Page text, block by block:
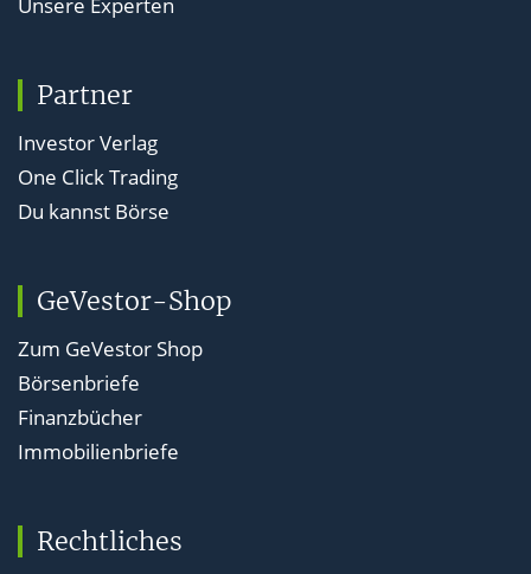
Unsere Experten
Partner
Investor Verlag
One Click Trading
Du kannst Börse
GeVestor-Shop
Zum GeVestor Shop
Börsenbriefe
Finanzbücher
Immobilienbriefe
Rechtliches